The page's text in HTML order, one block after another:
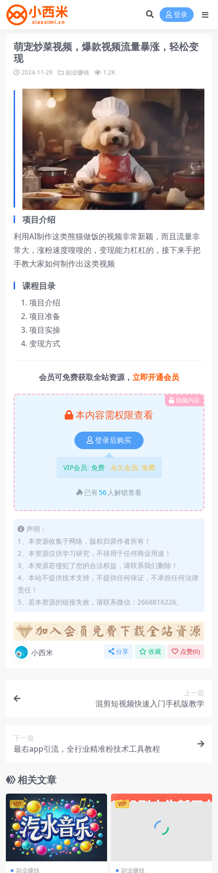
登录
萌宠炒菜视频，爆款视频流量暴涨，轻松变
现
2024-11-29 副业赚钱 1.2K
项目介绍
利用AI制作这类熊猫做饭的视频非常新颖，而且流量非
常大，涨粉速度嗖嗖的，变现能力杠杠的，接下来手把
手教大家如何制作出这类视频
课程目录
项目介绍
项目准备
项目实操
变现方式
会员可免费获取全站资源， 立即开通会员
隐藏内容
本内容需权限查看
登录后购买
VIP会员: 免费 永久会员: 免费
已有 56 人解锁查看
声明：
1、本资源收集于网络，版权归原作者所有！
2、本资源仅供学习研究，不得用于任何商业用途！
3、本资源若侵犯了您的合法权益，请联系我们删除！
4、本站不提供技术支持，不提供任何保证，不承担任何法律
责任！
5、若本资源的链接失效，请联系微信：2668816226。
小西米 分享 收藏 点赞(0)
上一篇
混剪短视频快速入门手机版教学
下一篇
最右app引流，全行业精准粉技术工具教程
相关文章
VIP
副业赚钱
VIP
副业赚钱